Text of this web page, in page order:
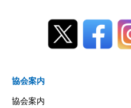
協会案内
協会案内